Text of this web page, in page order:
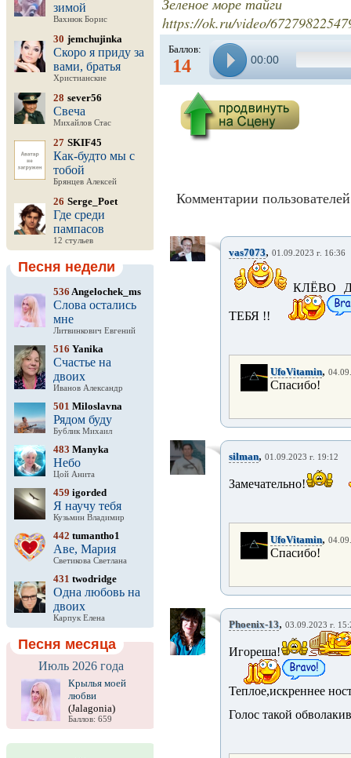
зимой
Вахнюк Борис
30 jemchujinka
Скоро я приду за
вами, братья
Христианские
28 sever56
Свеча
Михайлов Стас
27 SKIF45
Как-будто мы с
тобой
Брянцев Алексей
26 Serge_Poet
Где среди
пампасов
12 стульев
Песня недели
536 Angelochek_ms
Слова остались
мне
Литвинкович Евгений
516 Yanika
Счастье на
двоих
Иванов Александр
501 Miloslavna
Рядом буду
Бублик Михаил
483 Manyka
Небо
Цой Анита
459 igorded
Я научу тебя
Кузьмин Владимир
442 tumantho1
Аве, Мария
Светикова Светлана
431 twodridge
Одна любовь на
двоих
Карпук Елена
Песня месяца
Июль 2026 года
Крылья моей
любви
(Jalagonia)
Баллов: 659
Зеленое море тайги
https://ok.ru/video/
Баллов:
14 00:00
Комментарии
vas7073, 01.09.2023 г. 16:36
КЛЁВО
ТЕБЯ !!
UfoVitamin,
Спасибо!
silman, 01.09.2023 г. 19:12
Замечательно!
UfoVitamin,
Спасибо!
Phoenix-13, 03.09.2023 г.
Игореша!
Теплое,искреннее
Голос такой